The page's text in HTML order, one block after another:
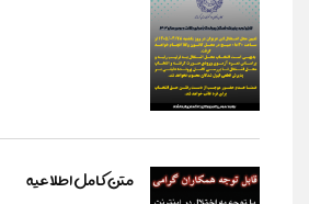
متن کامل اطلاعیه